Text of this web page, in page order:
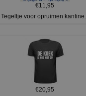
€11,95
Tegeltje voor opruimen kantine...
€20,95